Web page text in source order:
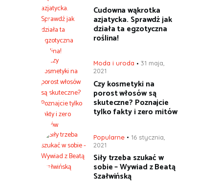
Cudowna wąkrotka
azjatycka. Sprawdź jak
działa ta egzotyczna
roślina!
Moda i uroda
31 maja,
2021
Czy kosmetyki na
porost włosów są
skuteczne? Poznajcie
tylko fakty i zero mitów
Popularne
16 stycznia,
2021
Siły trzeba szukać w
sobie – Wywiad z Beatą
Szałwińską